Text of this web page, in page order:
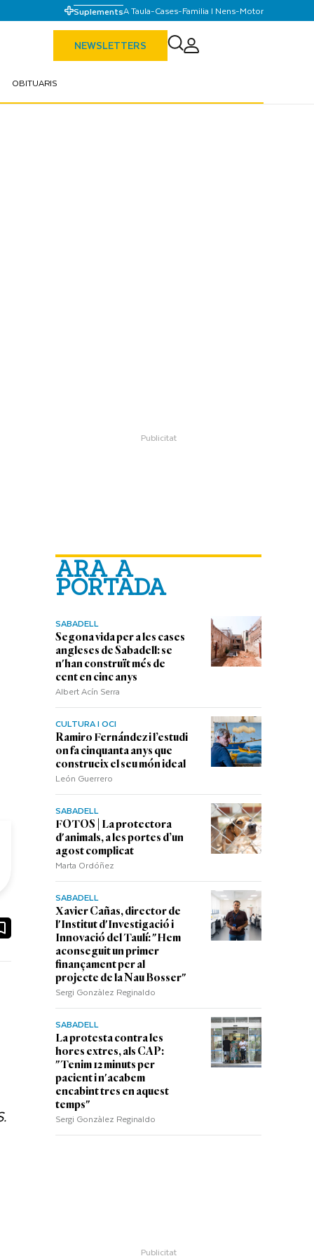
SuplementsA Taula-Cases-Familia I Nens-Motor
NEWSLETTERS
OBITUARIS
ARA A
PORTADA
SABADELL
Segona vida per a les cases
angleses de Sabadell: se
n'han construït més de
cent en cinc anys
Albert Acín Serra
CULTURA I OCI
Ramiro Fernández i l’estudi
on fa cinquanta anys que
construeix el seu món ideal
León Guerrero
SABADELL
FOTOS | La protectora
d'animals, a les portes d’un
agost complicat
Marta Ordóñez
SABADELL
Xavier Cañas, director de
l'Institut d'Investigació i
Innovació del Taulí: "Hem
aconseguit un primer
finançament per al
projecte de la Nau Bosser"
Sergi Gonzàlez Reginaldo
SABADELL
La protesta contra les
hores extres, als CAP:
"Tenim 12 minuts per
pacient i n'acabem
encabint tres en aquest
temps"
Sergi Gonzàlez Reginaldo